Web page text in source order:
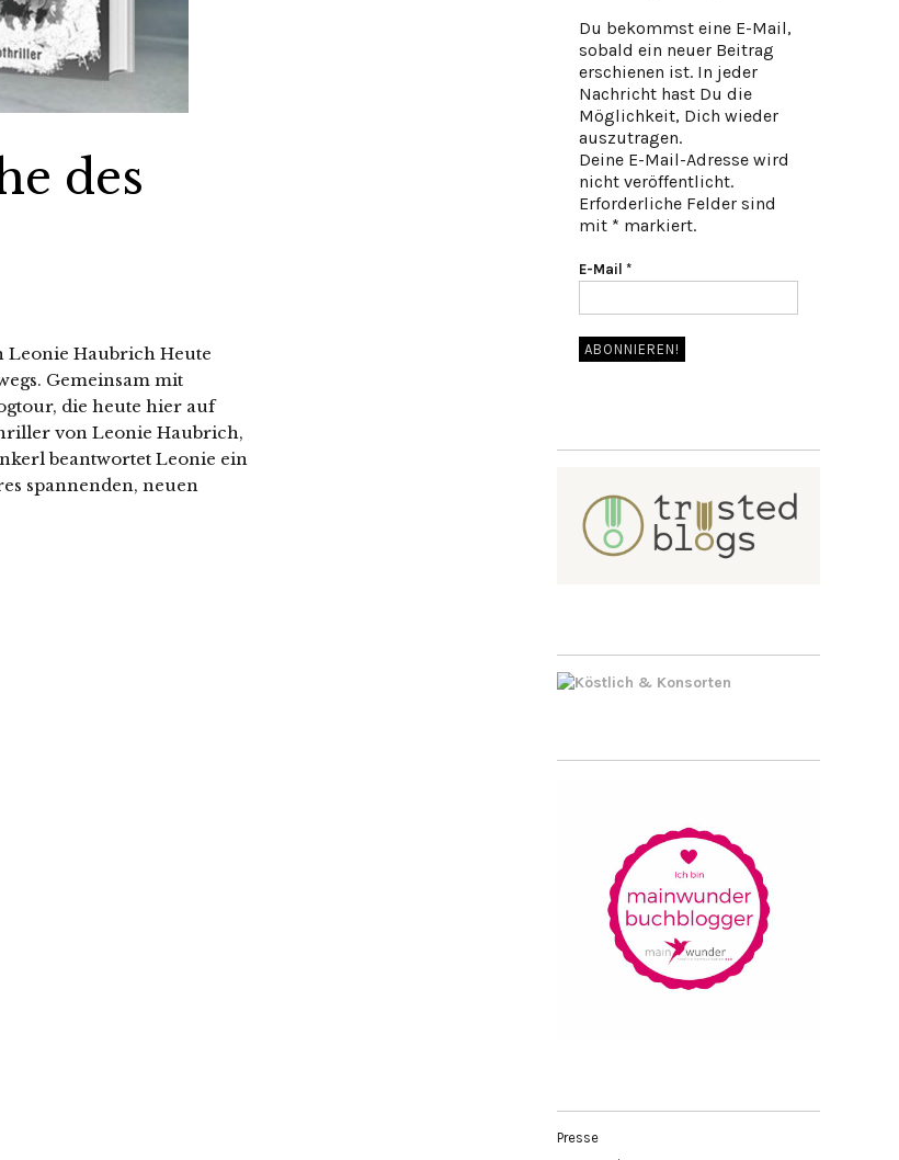
des
Leonie Haubrich Heute
Gemeinsam mit
die heute hier auf
von Leonie Haubrich,
beantwortet Leonie ein
spannenden, neuen
Du bekommst eine E-Mail,
sobald ein neuer Beitrag
erschienen ist. In jeder
Nachricht hast Du die
Möglichkeit, Dich wieder
auszutragen.
Deine E-Mail-Adresse wird
nicht veröffentlicht.
Erforderliche Felder sind
mit * markiert.
E-Mail *
Presse